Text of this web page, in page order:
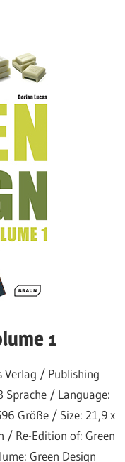
1
Verlag / Publishing
Sprache / Language:
Größe / Size: 21,9 x
/ Re-Edition of: Green
Green Design